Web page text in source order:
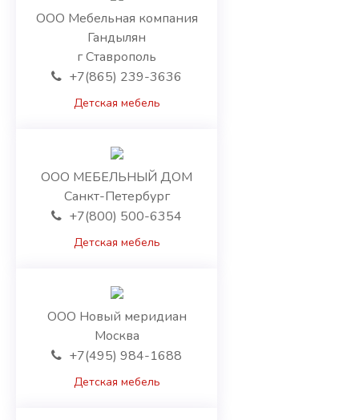
Баткенская область
Бишкек
Джалал-Абадская область
Иссык-Кульская область
Нарынская область
Таласская область
Чуйская область
ООО Мебельная компания
Гандылян
г Ставрополь
+7(865) 239-3636
Детская мебель
ООО МЕБЕЛЬНЫЙ ДОМ
Санкт-Петербург
+7(800) 500-6354
Детская мебель
ООО Новый меридиан
Москва
+7(495) 984-1688
Детская мебель